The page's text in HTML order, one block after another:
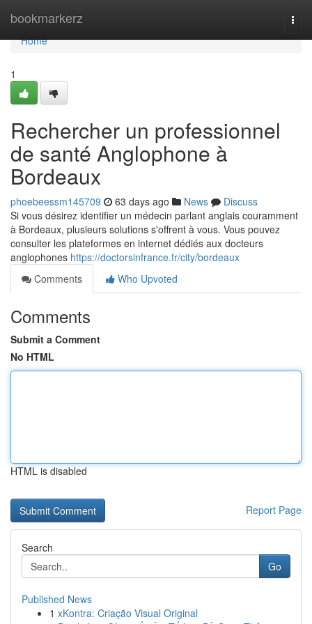
bookmarkerz
Home
Home
1
Rechercher un professionnel
de santé Anglophone à
Bordeaux
phoebeessm145709 63 days ago News
Discuss
Si vous désirez identifier un médecin parlant anglais couramment
à Bordeaux, plusieurs solutions s'offrent à vous. Vous pouvez
consulter les plateformes en internet dédiés aux docteurs
anglophones https://doctorsinfrance.fr/city/bordeaux
Comments
Who Upvoted
Comments
Submit a Comment
No HTML
HTML is disabled
Report Page
Search
Go
Published News
1 xKontra: Criação Visual Original